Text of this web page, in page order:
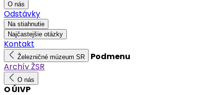
O nás
Odstávky
Na stiahnutie
Najčastejšie otázky
Kontakt
Železničné múzeum SR
Podmenu
Archív ŽSR
O nás
O ÚIVP